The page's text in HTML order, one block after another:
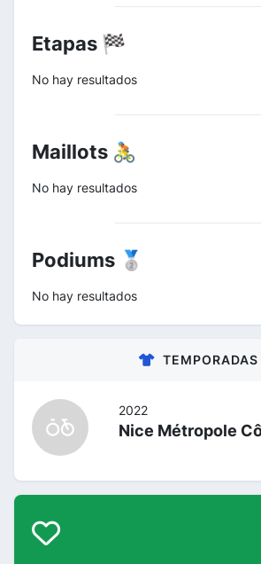
Etapas 🏁
No hay resultados
Maillots 🚴
No hay resultados
Podiums 🥈
No hay resultados
TEMPORADAS
2022
Nice Métropole